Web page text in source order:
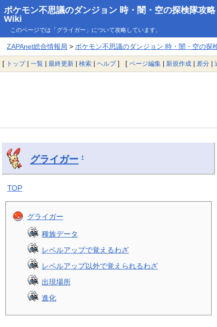
ポケモン不思議のダンジョン 時・闇・空の探検隊攻略
Wiki
このページでは「グライガー」について攻略しています。
ZAPAnet総合情報局 > ポケモン不思議のダンジョン 時・闇・空の探
[ トップ| 一覧 | 最終更新 | 検索 | ヘルプ] [ ページ編集 | 新規作成 | 差分 |
グライガー †
TOP
グライガー
種族データ
レベルアップで覚えるわざ
レベルアップ以外で覚えられるわざ
出現場所
進化